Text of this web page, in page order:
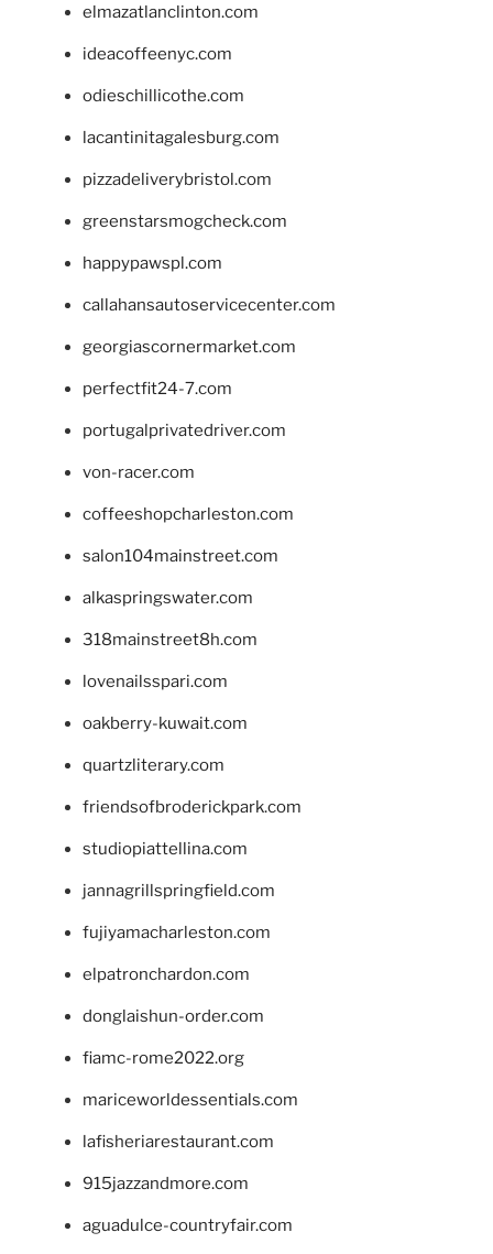
elmazatlanclinton.com
ideacoffeenyc.com
odieschillicothe.com
lacantinitagalesburg.com
pizzadeliverybristol.com
greenstarsmogcheck.com
happypawspl.com
callahansautoservicecenter.com
georgiascornermarket.com
perfectfit24-7.com
portugalprivatedriver.com
von-racer.com
coffeeshopcharleston.com
salon104mainstreet.com
alkaspringswater.com
318mainstreet8h.com
lovenailsspari.com
oakberry-kuwait.com
quartzliterary.com
friendsofbroderickpark.com
studiopiattellina.com
jannagrillspringfield.com
fujiyamacharleston.com
elpatronchardon.com
donglaishun-order.com
fiamc-rome2022.org
mariceworldessentials.com
lafisheriarestaurant.com
915jazzandmore.com
aguadulce-countryfair.com